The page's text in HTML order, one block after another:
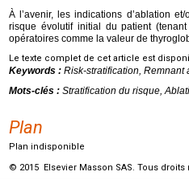
À l’avenir, les indications d’ablation
risque évolutif initial du patient
opératoires comme la valeur de
Le texte complet de cet article est
Keywords : Risk-stratification, Remnant
Mots-clés : Stratification du risque,
Plan
Plan indisponible
© 2015 Elsevier Masson SAS. Tous droits